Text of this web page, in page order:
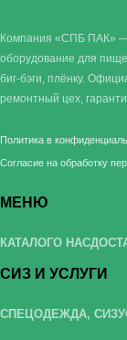
Компания «СПБ ПАК» —
оборудование для
биг-бэги, плёнку.
ремонтный цех,
Политика в
Согласие на обработку
МЕНЮ
КАТАЛОГО НАС
СИЗ И УСЛУГИ
СПЕЦОДЕЖДА, СИЗ